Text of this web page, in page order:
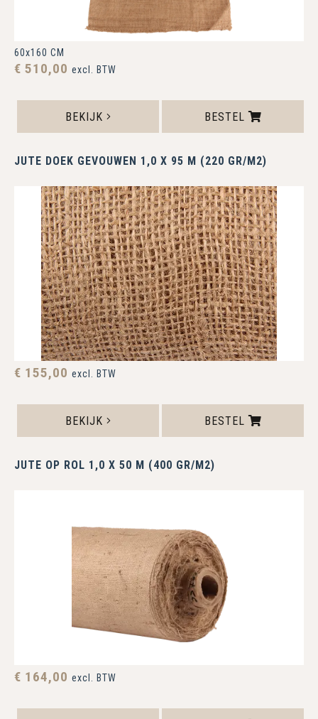
60x160 CM
€ 510,00 excl. BTW
BEKIJK BESTEL
JUTE DOEK GEVOUWEN 1,0 X 95 M (220 GR/M2)
€ 155,00 excl. BTW
BEKIJK BESTEL
JUTE OP ROL 1,0 X 50 M (400 GR/M2)
€ 164,00 excl. BTW